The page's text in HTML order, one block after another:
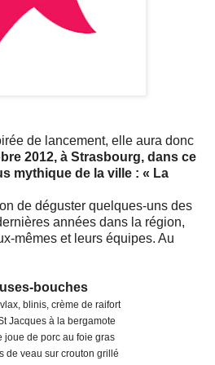
de lancement, elle aura donc
2012, à Strasbourg, dans ce
mythique de la ville : « La
de déguster quelques-uns des
années dans la région,
mêmes et leurs équipes. Au
bouches
blinis, crème de raifort
Jacques à la bergamote
joue de porc au foie gras
de veau sur crouton grillé